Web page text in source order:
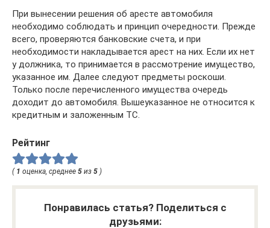
При вынесении решения об аресте автомобиля
необходимо соблюдать и принцип очередности. Прежде
всего, проверяются банковские счета, и при
необходимости накладывается арест на них. Если их нет
у должника, то принимается в рассмотрение имущество,
указанное им. Далее следуют предметы роскоши.
Только после перечисленного имущества очередь
доходит до автомобиля. Вышеуказанное не относится к
кредитным и заложенным ТС.
Рейтинг
( 1 оценка, среднее 5 из 5 )
Понравилась статья? Поделиться с
друзьями: